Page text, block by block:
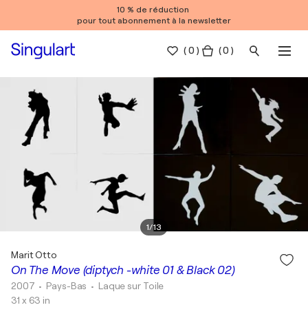
10 % de réduction
pour tout abonnement à la newsletter
(0 ) ( 0 )
1/13
On The Move (diptych -white 01 & Black 02)
Marit Otto
2007 • Pays-Bas • Laque sur Toile
31 x 63 in